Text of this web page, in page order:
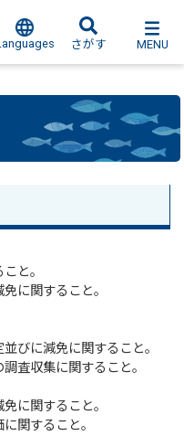
さがす MENU
と。
に関すること。
びに減免に関すること。
査収集に関すること。
に関すること。
関すること。